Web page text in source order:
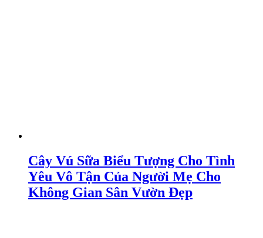
Cây Vú Sữa Biểu Tượng Cho Tình
Yêu Vô Tận Của Người Mẹ Cho
Không Gian Sân Vườn Đẹp